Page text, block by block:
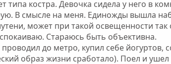
типа костра. Девочка сидела у него в
В смысле на меня. Единожды вышла
может при такой освещенности
Стараюсь быть объективна.
до метро, купил себе йогуртов,
образ жизни сработало). Поел и ушел